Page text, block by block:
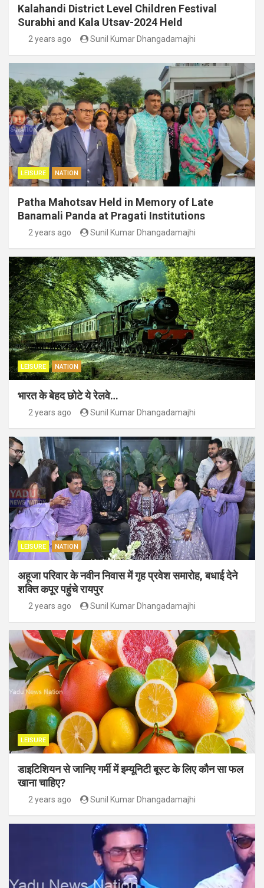
Kalahandi District Level Children Festival
Surabhi and Kala Utsav-2024 Held
2 years ago Sunil Kumar Dhangadamajhi
LEISURE NATION
Patha Mahotsav Held in Memory of Late
Banamali Panda at Pragati Institutions
2 years ago Sunil Kumar Dhangadamajhi
LEISURE NATION
भारत के बेहद छोटे ये रेलवे…
2 years ago Sunil Kumar Dhangadamajhi
LEISURE NATION
अहूजा परिवार के नवीन निवास में गृह प्रवेश समारोह, बधाई देने
शक्ति कपूर पहुंचे रायपुर
2 years ago Sunil Kumar Dhangadamajhi
LEISURE
डाइटिशियन से जानिए गर्मी में इम्यूनिटी बूस्ट के लिए कौन सा फल
खाना चाहिए?
2 years ago Sunil Kumar Dhangadamajhi